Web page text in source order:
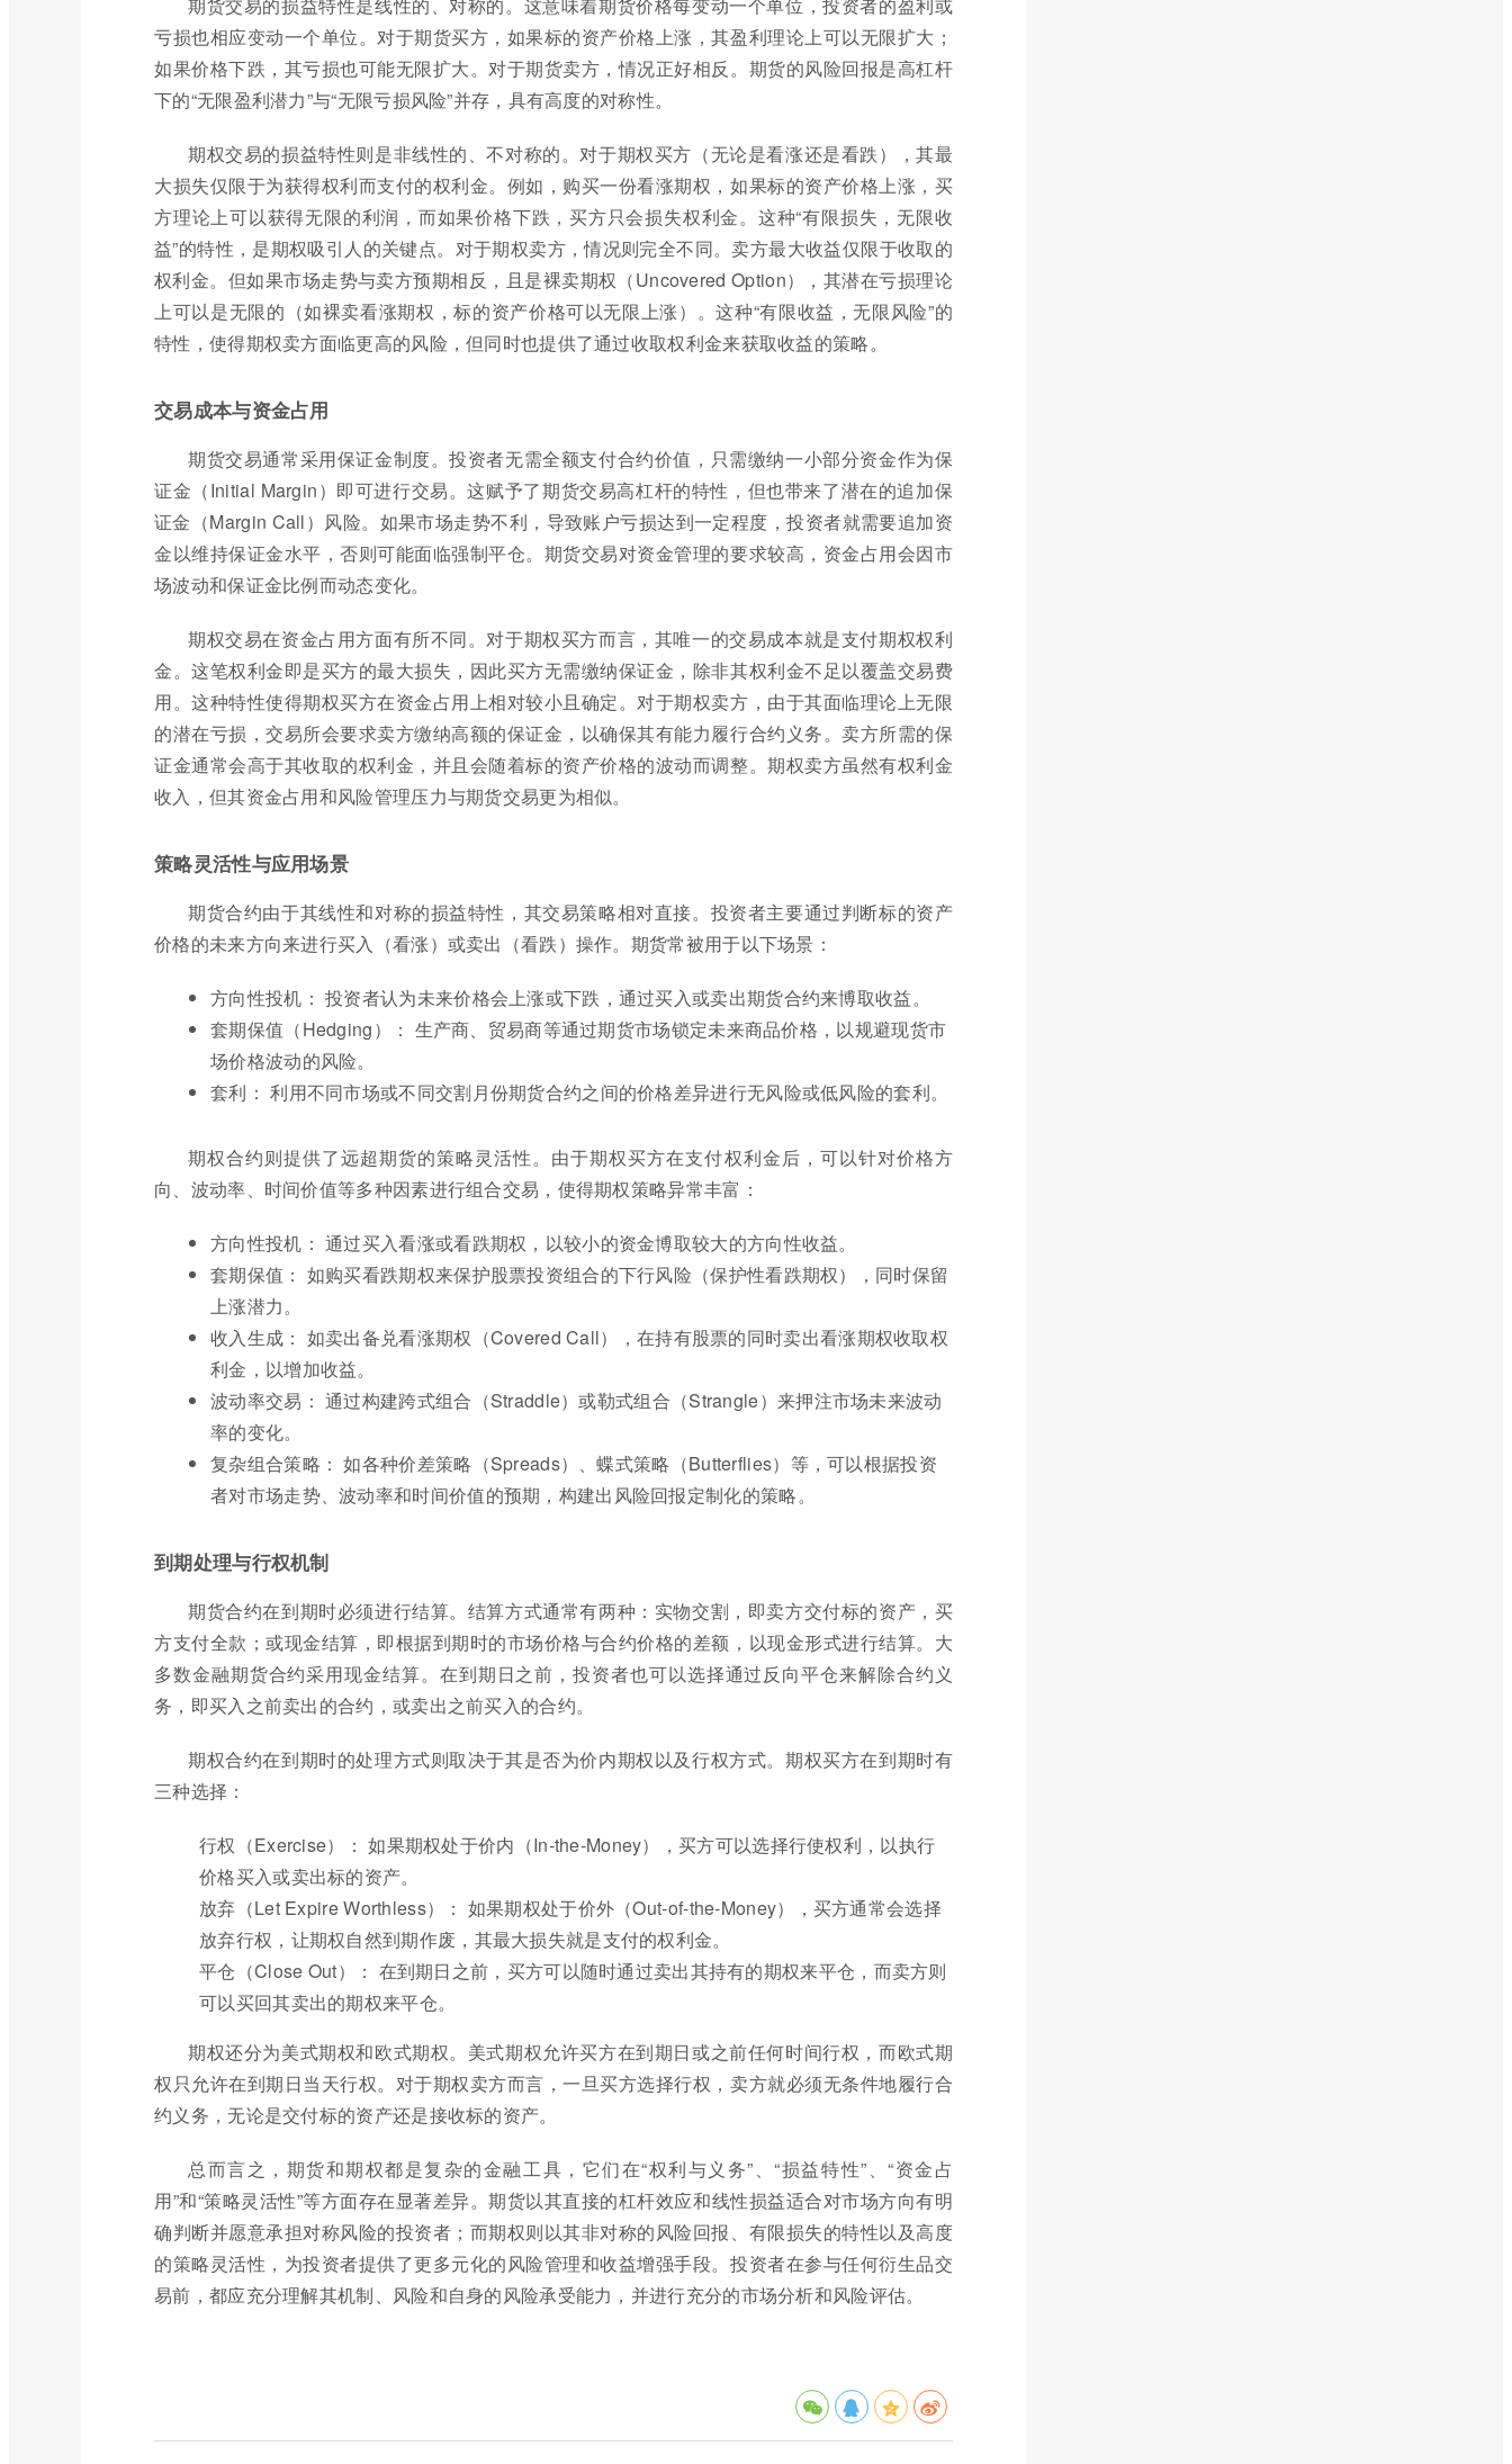
亏损也相应变动一个单位。对于期货买方，如果标的资产价格上涨，其盈利理论上可以无限扩大；
如果价格下跌，其亏损也可能无限扩大。对于期货卖方，情况正好相反。期货的风险回报是高杠杆
下的“无限盈利潜力”与“无限亏损风险”并存，具有高度的对称性。
期权交易的损益特性则是非线性的、不对称的。对于期权买方（无论是看涨还是看跌），其最
大损失仅限于为获得权利而支付的权利金。例如，购买一份看涨期权，如果标的资产价格上涨，买
方理论上可以获得无限的利润，而如果价格下跌，买方只会损失权利金。这种“有限损失，无限收
益”的特性，是期权吸引人的关键点。对于期权卖方，情况则完全不同。卖方最大收益仅限于收取的
权利金。但如果市场走势与卖方预期相反，且是裸卖期权（Uncovered Option），其潜在亏损理论
上可以是无限的（如裸卖看涨期权，标的资产价格可以无限上涨）。这种“有限收益，无限风险”的
特性，使得期权卖方面临更高的风险，但同时也提供了通过收取权利金来获取收益的策略。
交易成本与资金占用
期货交易通常采用保证金制度。投资者无需全额支付合约价值，只需缴纳一小部分资金作为保
证金（Initial Margin）即可进行交易。这赋予了期货交易高杠杆的特性，但也带来了潜在的追加保
证金（Margin Call）风险。如果市场走势不利，导致账户亏损达到一定程度，投资者就需要追加资
金以维持保证金水平，否则可能面临强制平仓。期货交易对资金管理的要求较高，资金占用会因市
场波动和保证金比例而动态变化。
期权交易在资金占用方面有所不同。对于期权买方而言，其唯一的交易成本就是支付期权权利
金。这笔权利金即是买方的最大损失，因此买方无需缴纳保证金，除非其权利金不足以覆盖交易费
用。这种特性使得期权买方在资金占用上相对较小且确定。对于期权卖方，由于其面临理论上无限
的潜在亏损，交易所会要求卖方缴纳高额的保证金，以确保其有能力履行合约义务。卖方所需的保
证金通常会高于其收取的权利金，并且会随着标的资产价格的波动而调整。期权卖方虽然有权利金
收入，但其资金占用和风险管理压力与期货交易更为相似。
策略灵活性与应用场景
期货合约由于其线性和对称的损益特性，其交易策略相对直接。投资者主要通过判断标的资产
价格的未来方向来进行买入（看涨）或卖出（看跌）操作。期货常被用于以下场景：
方向性投机： 投资者认为未来价格会上涨或下跌，通过买入或卖出期货合约来博取收益。
套期保值（Hedging）： 生产商、贸易商等通过期货市场锁定未来商品价格，以规避现货市
场价格波动的风险。
套利： 利用不同市场或不同交割月份期货合约之间的价格差异进行无风险或低风险的套利。
期权合约则提供了远超期货的策略灵活性。由于期权买方在支付权利金后，可以针对价格方
向、波动率、时间价值等多种因素进行组合交易，使得期权策略异常丰富：
方向性投机： 通过买入看涨或看跌期权，以较小的资金博取较大的方向性收益。
套期保值： 如购买看跌期权来保护股票投资组合的下行风险（保护性看跌期权），同时保留
上涨潜力。
收入生成： 如卖出备兑看涨期权（Covered Call），在持有股票的同时卖出看涨期权收取权
利金，以增加收益。
波动率交易： 通过构建跨式组合（Straddle）或勒式组合（Strangle）来押注市场未来波动
率的变化。
复杂组合策略： 如各种价差策略（Spreads）、蝶式策略（Butterflies）等，可以根据投资
者对市场走势、波动率和时间价值的预期，构建出风险回报定制化的策略。
到期处理与行权机制
期货合约在到期时必须进行结算。结算方式通常有两种：实物交割，即卖方交付标的资产，买
方支付全款；或现金结算，即根据到期时的市场价格与合约价格的差额，以现金形式进行结算。大
多数金融期货合约采用现金结算。在到期日之前，投资者也可以选择通过反向平仓来解除合约义
务，即买入之前卖出的合约，或卖出之前买入的合约。
期权合约在到期时的处理方式则取决于其是否为价内期权以及行权方式。期权买方在到期时有
三种选择：
行权（Exercise）： 如果期权处于价内（In-the-Money），买方可以选择行使权利，以执行
价格买入或卖出标的资产。
放弃（Let Expire Worthless）： 如果期权处于价外（Out-of-the-Money），买方通常会选择
放弃行权，让期权自然到期作废，其最大损失就是支付的权利金。
平仓（Close Out）： 在到期日之前，买方可以随时通过卖出其持有的期权来平仓，而卖方则
可以买回其卖出的期权来平仓。
期权还分为美式期权和欧式期权。美式期权允许买方在到期日或之前任何时间行权，而欧式期
权只允许在到期日当天行权。对于期权卖方而言，一旦买方选择行权，卖方就必须无条件地履行合
约义务，无论是交付标的资产还是接收标的资产。
总而言之，期货和期权都是复杂的金融工具，它们在“权利与义务”、“损益特性”、“资金占
用”和“策略灵活性”等方面存在显著差异。期货以其直接的杠杆效应和线性损益适合对市场方向有明
确判断并愿意承担对称风险的投资者；而期权则以其非对称的风险回报、有限损失的特性以及高度
的策略灵活性，为投资者提供了更多元化的风险管理和收益增强手段。投资者在参与任何衍生品交
易前，都应充分理解其机制、风险和自身的风险承受能力，并进行充分的市场分析和风险评估。